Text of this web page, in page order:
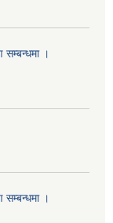
।
।